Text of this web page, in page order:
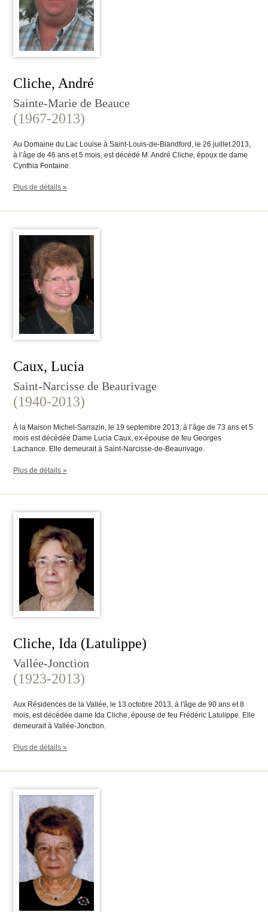
Cliche, André
Sainte-Marie de Beauce
(1967-2013)
Au Domaine du Lac Louise à Saint-Louis-de-Blandford, le 26 juillet 2013,
à l’âge de 46 ans et 5 mois, est décédé M. André Cliche, époux de dame
Cynthia Fontaine.
Plus de détails »
Caux, Lucia
Saint-Narcisse de Beaurivage
(1940-2013)
À la Maison Michel-Sarrazin, le 19 septembre 2013, à l’âge de 73 ans et 5
mois est décédée Dame Lucia Caux, ex-épouse de feu Georges
Lachance. Elle demeurait à Saint-Narcisse-de-Beaurivage.
Plus de détails »
Cliche, Ida (Latulippe)
Vallée-Jonction
(1923-2013)
Aux Résidences de la Vallée, le 13 octobre 2013, à l'âge de 90 ans et 8
mois, est décédée dame Ida Cliche, épouse de feu Frédéric Latulippe. Elle
demeurait à Vallée-Jonction.
Plus de détails »